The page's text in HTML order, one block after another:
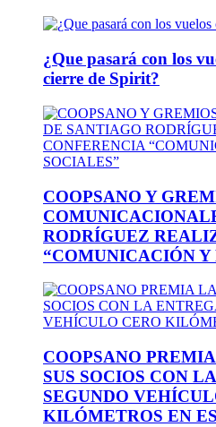
¿Que pasará con los
cierre de Spirit?
COOPSANO Y
RODRÍGUEZ
“COMUNICACIÓN Y
COOPSANO
SUS SOCIOS CON
SEGUNDO
KILÓMETROS EN